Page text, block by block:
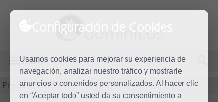
Configuración de Cookies
Usamos cookies para mejorar su experiencia de
navegación, analizar nuestro tráfico y mostrarle
anuncios o contenidos personalizados. Al hacer clic
en “Aceptar todo” usted da su consentimiento a
dominicos
MENÚ
Predicación